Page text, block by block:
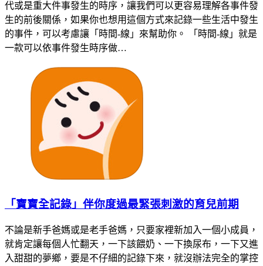
代或是重大件事發生的時序，讓我們可以更容易理解各事件發
生的前後關係，如果你也想用這個方式來記錄一些生活中發生
的事件，可以考慮讓「時間-線」來幫助你。 「時間-線」就是
一款可以依事件發生時序做…
「寶寶全記錄」伴你度過最緊張刺激的育兒前期
不論是新手爸媽或是老手爸媽，只要家裡新加入一個小成員，
就肯定讓每個人忙翻天，一下該餵奶、一下換尿布，一下又進
入甜甜的夢鄉，要是不仔細的記錄下來，就沒辦法完全的掌控